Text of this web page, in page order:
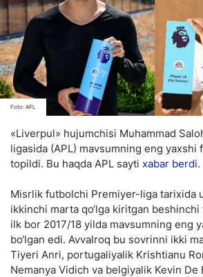
Foto: APL
«Liverpul» hujumchisi Muhammad
ligasida (APL) mavsumning eng yaxshi
topildi. Bu haqda APL sayti xabar berdi.
Misrlik futbolchi Premiyer-liga tarixida
ikkinchi marta qo‘lga kiritgan beshinchi
ilk bor 2017/18 yilda mavsumning eng
bo‘lgan edi. Avvalroq bu sovrinni ikki
Tiyeri Anri, portugaliyalik Krishtianu
Nemanya Vidich va belgiyalik Kevin De